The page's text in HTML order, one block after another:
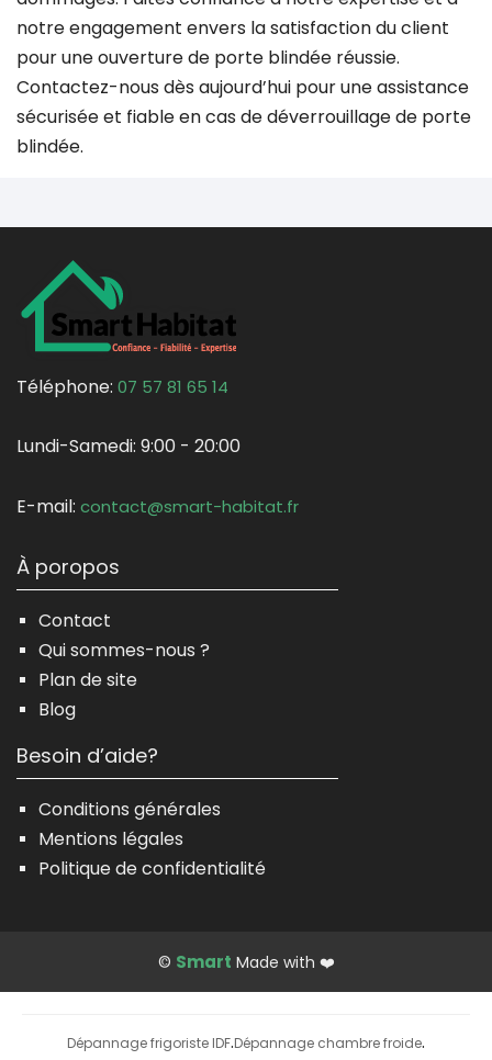
notre engagement envers la satisfaction du client
pour une ouverture de porte blindée réussie.
Contactez-nous dès aujourd’hui pour une assistance
sécurisée et fiable en cas de déverrouillage de porte
blindée.
Téléphone: 07 57 81 65 14
Lundi-Samedi: 9:00 - 20:00
E-mail: contact@smart-habitat.fr
À poropos
Contact
Qui sommes-nous ?
Plan de site
Blog
Besoin d’aide?
Conditions générales
Mentions légales
Politique de confidentialité
© Smart Made with ❤️
Dépannage frigoriste IDF·Dépannage chambre froide·